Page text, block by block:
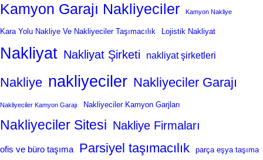
Kamyon Garajı Nakliyeciler Kamyon Nakliye
Kara Yolu Nakliye Ve Nakliyeciler Taşımacılık Lojistik Nakliyat
Nakliyat Nakliyat Şirketi nakliyat şirketleri
Nakliye nakliyeciler Nakliyeciler Garajı
Nakliyeciler Kamyon Garajı Nakliyeciler Kamyon Garjları
Nakliyeciler Sitesi Nakliye Firmaları
ofis ve büro taşıma Parsiyel taşımacılık parça eşya taşıma